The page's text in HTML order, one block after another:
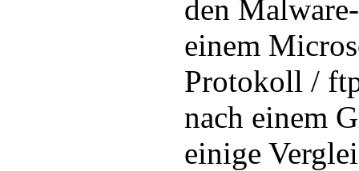
den
einem
Protokoll /
nach einem
einige